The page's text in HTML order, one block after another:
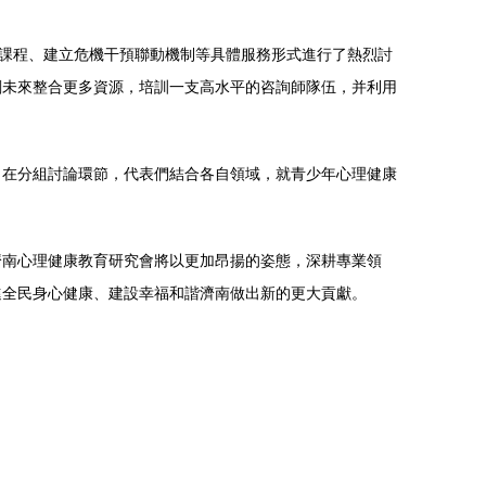
程、建立危機干預聯動機制等具體服務形式進行了熱烈討
來整合更多資源，培訓一支高水平的咨詢師隊伍，并利用
分組討論環節，代表們結合各自領域，就青少年心理健康
心理健康教育研究會將以更加昂揚的姿態，深耕專業領
民身心健康、建設幸福和諧濟南做出新的更大貢獻。